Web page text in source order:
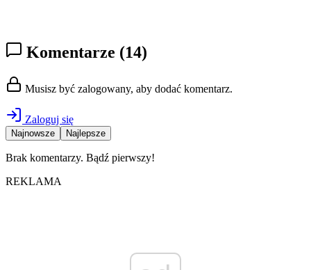
Komentarze (14)
Musisz być zalogowany, aby dodać komentarz.
Zaloguj się
Najnowsze Najlepsze
Brak komentarzy. Bądź pierwszy!
REKLAMA